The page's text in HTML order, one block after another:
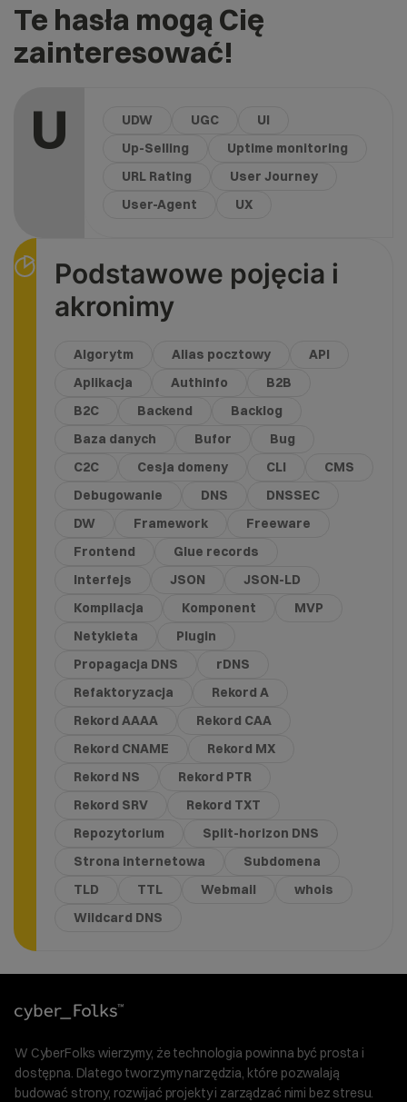
Te hasła mogą Cię
zainteresować!
U UDW UGC
UI
Up-Selling
Uptime monitoring
URL Rating
User Journey
User-Agent
UX
Podstawowe pojęcia i
akronimy
Algorytm Alias pocztowy
API
Aplikacja
Authinfo
B2B
B2C
Backend
Backlog
Baza danych
Bufor
Bug
C2C
Cesja domeny CLI
CMS
Debugowanie
DNS
DNSSEC
DW
Framework
Freeware
Frontend
Glue records
Interfejs
JSON
JSON-LD
Kompilacja
Komponent
MVP
Netykieta
Plugin
Propagacja DNS
rDNS
Refaktoryzacja
Rekord A
Rekord AAAA
Rekord CAA
Rekord CNAME
Rekord MX
Rekord NS
Rekord PTR
Rekord SRV
Rekord TXT
Repozytorium
Split-horizon DNS
Strona internetowa
Subdomena
TLD
TTL Webmail
whois
Wildcard DNS
W CyberFolks wierzymy, że technologia powinna być prosta i
dostępna. Dlatego tworzymy narzędzia, które pozwalają
budować strony, rozwijać projekty i zarządzać nimi bez stresu.